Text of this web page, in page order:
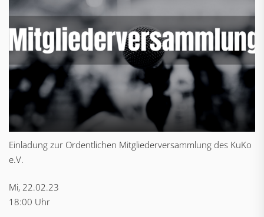
Einladung zur Ordentlichen Mitgliederversammlung des KuKo
e.V.
Mi, 22.02.23
18:00 Uhr